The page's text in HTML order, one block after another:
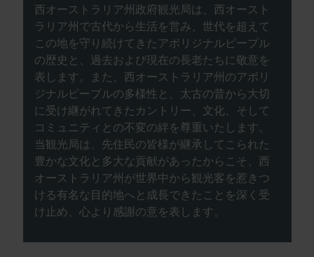
西オーストラリア州政府観光局は、西オースト
ラリア州で古代から生活を営み、世代を超えて
この地を守り続けてきたアボリジナルピープル
の歴史と、過去および現在の長老たちに敬意を
表します。また、西オーストラリア州のアボリ
ジナルピープルの多様性と、太古の昔から大切
に受け継がれてきたカントリー、文化、そして
コミュニティとの不変の絆を尊重いたします。
当観光局は、先住民の皆様が継承してこられた
豊かな文化と多大な貢献があったからこそ、西
オーストラリア州が世界中から観光客を惹きつ
ける有名な目的地へと成長できたことを深く受
け止め、心より感謝の意を表します。